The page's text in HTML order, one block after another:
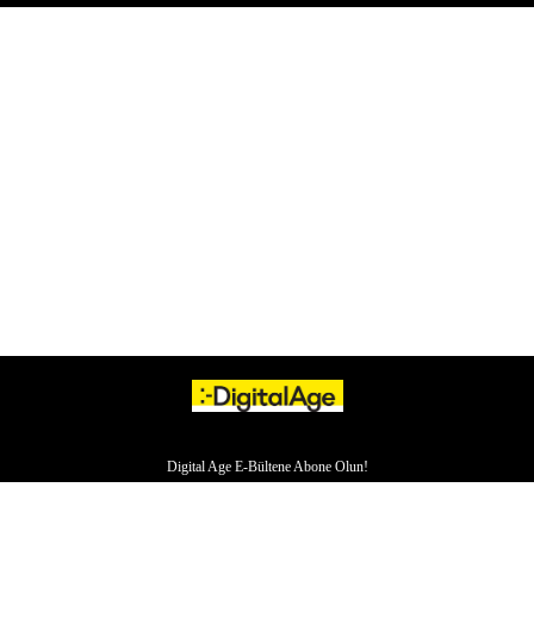
Digital Age E-Bültene Abone Olun!